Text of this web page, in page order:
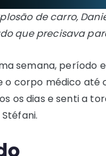
de carro,
que precisava
semana, período
corpo médico até
os dias e senti a